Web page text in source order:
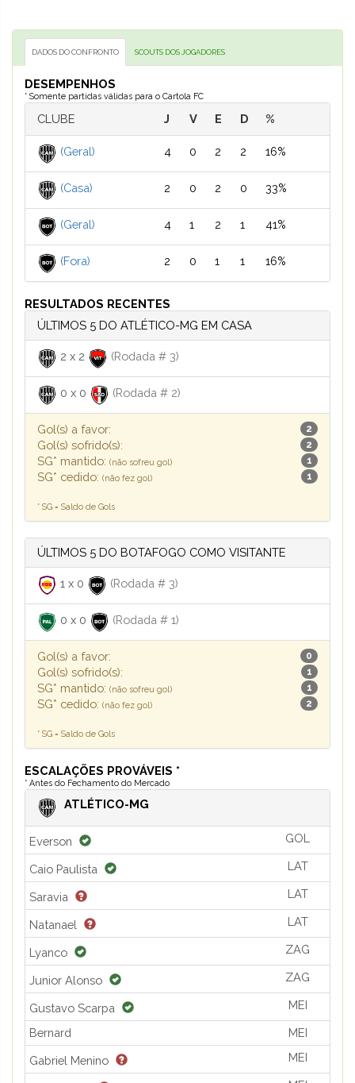
DADOS DO CONFRONTO SCOUTS DOS JOGADORES
DESEMPENHOS
* Somente partidas válidas para o Cartola FC
CLUBE J V E D %
(Geral) 4 0 2 2 16%
(Casa) 2 0 2 0 33%
(Geral) 4 1 2 1 41%
(Fora) 2 0 1 1 16%
RESULTADOS RECENTES
ÚLTIMOS 5 DO ATLÉTICO-MG EM CASA
2 x 2 (Rodada # 3)
0 x 0 (Rodada # 2)
Gol(s) a favor: 2
Gol(s) sofrido(s): 2
SG* mantido: (não sofreu gol) 1
SG* cedido: (não fez gol) 1
* SG = Saldo de Gols
ÚLTIMOS 5 DO BOTAFOGO COMO VISITANTE
1 x 0 (Rodada # 3)
0 x 0 (Rodada # 1)
Gol(s) a favor: 0
Gol(s) sofrido(s): 1
SG* mantido: (não sofreu gol) 1
SG* cedido: (não fez gol) 2
* SG = Saldo de Gols
ESCALAÇÕES PROVÁVEIS *
* Antes do Fechamento do Mercado
ATLÉTICO-MG
Everson GOL
Caio Paulista LAT
Saravia LAT
Natanael LAT
Lyanco ZAG
Junior Alonso ZAG
Gustavo Scarpa MEI
Bernard MEI
Gabriel Menino MEI